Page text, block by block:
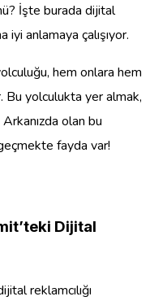
İşte burada dijital
anlamaya çalışıyor.
hem onlara hem
yolculukta yer almak,
olan bu
fayda var!
Dijital
reklamcılığı